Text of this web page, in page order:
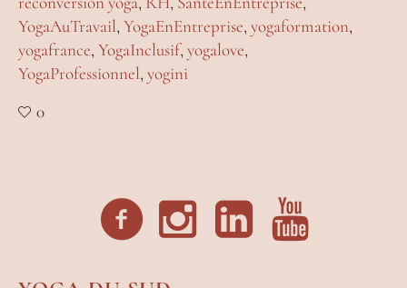
YogaAuTravail, YogaEnEntreprise, yogaformation,
yogafrance, YogaInclusif, yogalove,
YogaProfessionnel, yogini
0